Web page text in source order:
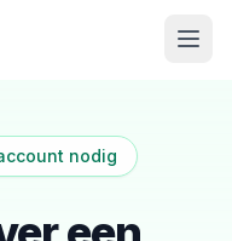
nodig